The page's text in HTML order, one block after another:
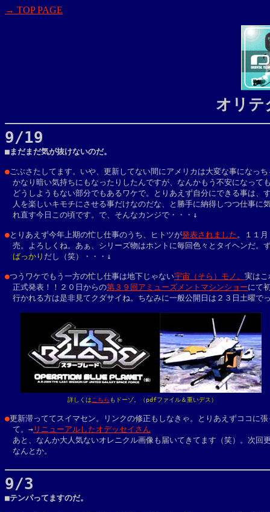
→ TOP PAGE
オリテ
9/19
■まだまだ気が抜けないのだ。
● ごぶさたしてます。いや、更新してない間にアメリカは大変な事になっ
かなり暗い気持ちにもなったりしたんですが、なんかもう不安になって
どうしようもない部分でもあるワケで。とりあえず自分にできる事は、
人を楽しいキモチにさせる事だけなのだな、と勝手に納得しつつ仕事に
れ直す今日この頃です。で、そんなカンジで・・・↓
●とりあえず今年上期の忙し仕事のうち、ヒトツが発表されました 。１１
売。よろしくね。あぁ、シリーズ物はホントに毎回色々とタイヘンだ。
ばっかり だし（笑）・・・↓
●つうワケでもう一方の忙し仕事は地下じゃない宇宙（そら）モノ 。 実はこ
正式発表！！２０日からの第３９回アミューズメントマシンショーにて
行かれる方は是非見てクダサイね。ちなみに一般公開日は２３日土曜で
詳しくは こちら もドーゾ。（pdfファイル＆重いデス）
●更新滞っててスイマセン。リンクの修正もしなきゃ。とりあえずココに
て。→ リニューアルしたオデッセイさん
あと、なんか大人気ないオレニクル画像も届いてきてます（笑）。次回
なんとか。
9/3
■テンパってますのだ。